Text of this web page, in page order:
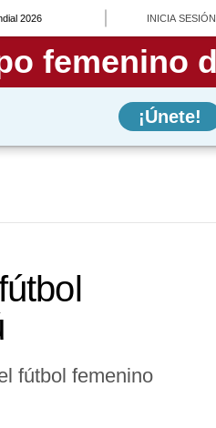
2026 INICIA SESIÓN
¡Únete!
fútbol femenino